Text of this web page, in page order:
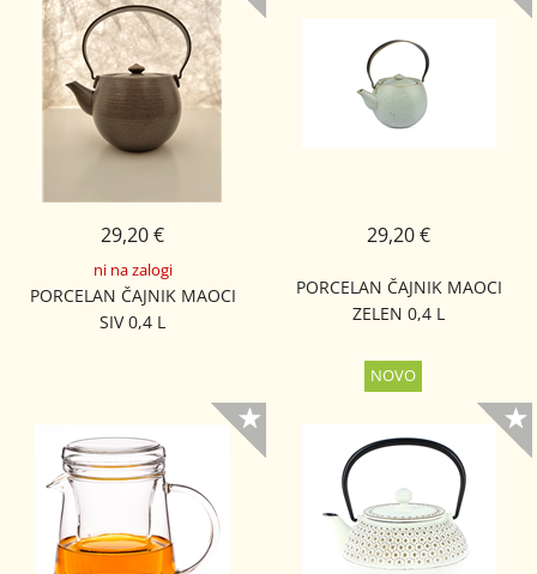
ni na zalogi
PORCELAN ČAJNIK MAOCI
SIV 0,4 L
29,20 €
PORCELAN ČAJNIK MAOCI
ZELEN 0,4 L
29,20 €